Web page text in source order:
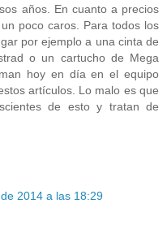
años. En cuanto a precios
poco caros. Para todos los
por ejemplo a una cinta de
o un cartucho de Mega
hoy en día en el equipo
artículos. Lo malo es que
de esto y tratan de
2014 a las 18:29